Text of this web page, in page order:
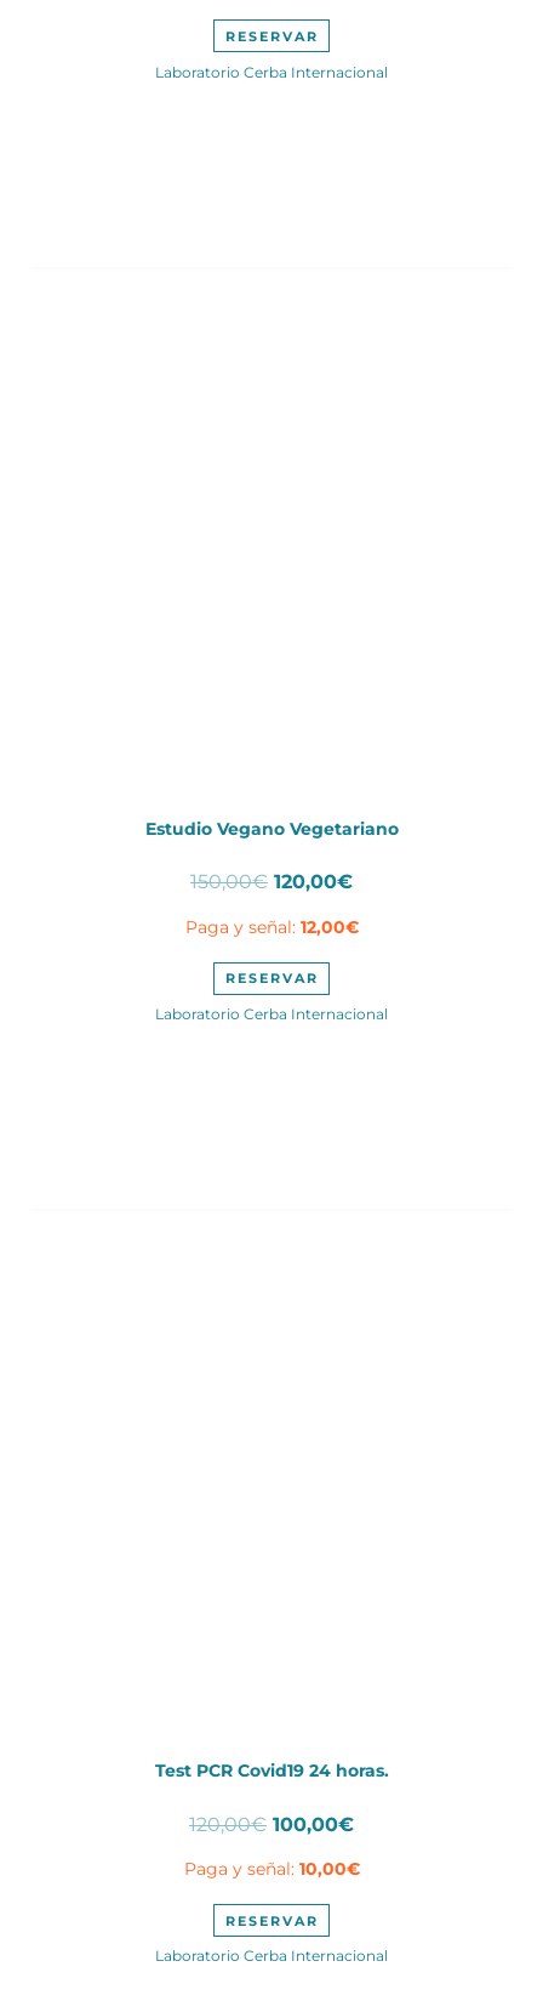
era:
199,00€.
RESERVAR
Laboratorio Cerba Internacional
Estudio Vegano Vegetariano
150,00€ El
original
era:
150,00€.
120,00€El
actual
Paga y señal: 12,00€
RESERVAR
Laboratorio Cerba Internacional
Test PCR Covid19 24 horas.
120,00€ El
original
era:
120,00€.
100,00€El
actual
Paga y señal: 10,00€
RESERVAR
Laboratorio Cerba Internacional